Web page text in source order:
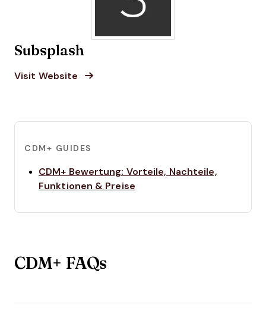
Subsplash
Visit Website Opens New Window
CDM+ GUIDES
CDM+ Bewertung: Vorteile, Nachteile,
Funktionen & PreiseOpens new window
CDM+ FAQs